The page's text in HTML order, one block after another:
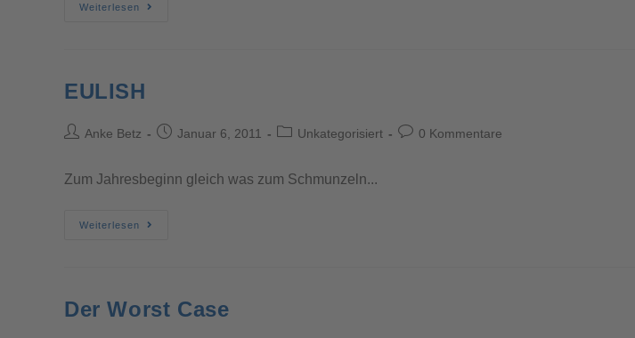
Weiterlesen
EULISH
Anke Betz Januar 6, 2011 Unkategorisiert 0 Kommentare
Zum Jahresbeginn gleich was zum Schmunzeln...
Weiterlesen
Der Worst Case